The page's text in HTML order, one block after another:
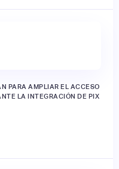
PARA AMPLIAR EL ACCESO
LA INTEGRACIÓN DE PIX